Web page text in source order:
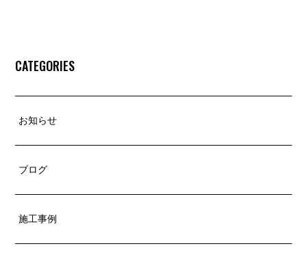
CATEGORIES
お知らせ
ブログ
施工事例